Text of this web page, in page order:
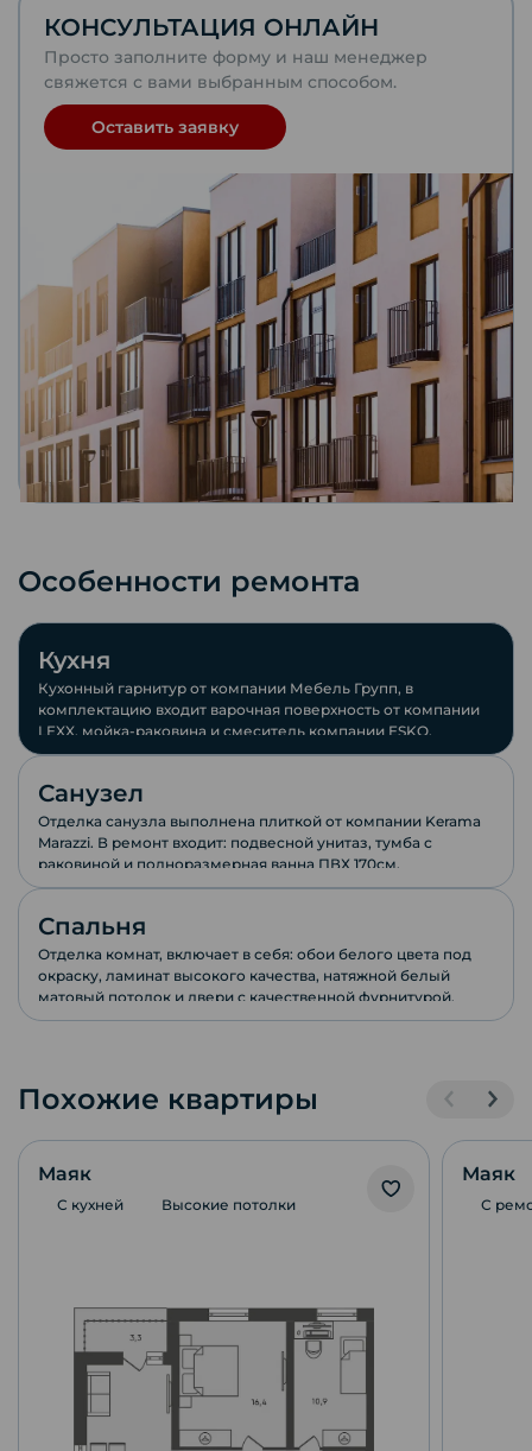
VKontakte
WhatsApp
КОНСУЛЬТАЦИЯ ОНЛАЙН
Просто заполните форму и наш менеджер
свяжется с вами выбранным способом.
Оставить заявку
Особенности ремонта
Кухня
Кухонный гарнитур от компании Мебель Групп, в
комплектацию входит варочная поверхность от компании
LEXX, мойка-раковина и смеситель компании ESKO.
Санузел
Отделка санузла выполнена плиткой от компании Keramа
Marazzi. В ремонт входит: подвесной унитаз, тумба с
раковиной и полноразмерная ванна ПВХ 170см.
Спальня
Отделка комнат, включает в себя: обои белого цвета под
окраску, ламинат высокого качества, натяжной белый
матовый потолок и двери с качественной фурнитурой.
Похожие квартиры
Маяк
С кухней Высокие потолки
Маяк
С